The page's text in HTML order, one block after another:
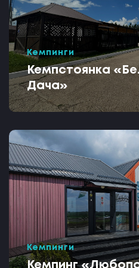
Кемпинги
Кемпстоянка
Дача»
Кемпинги
Кемпинг